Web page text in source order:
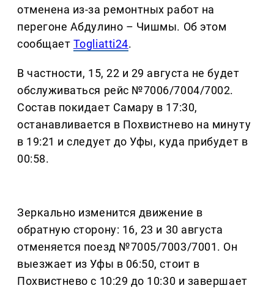
отменена из-за ремонтных работ на
перегоне Абдулино – Чишмы. Об этом
сообщает Togliatti24.
В частности, 15, 22 и 29 августа не будет
обслуживаться рейс №7006/7004/7002.
Состав покидает Самару в 17:30,
останавливается в Похвистнево на минуту
в 19:21 и следует до Уфы, куда прибудет в
00:58.
Зеркально изменится движение в
обратную сторону: 16, 23 и 30 августа
отменяется поезд №7005/7003/7001. Он
выезжает из Уфы в 06:50, стоит в
Похвистнево с 10:29 до 10:30 и завершает